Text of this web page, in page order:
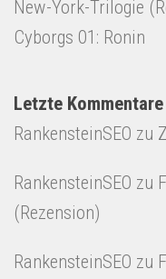
New-York-Trilogie
Cyborgs 01: Ronin
Letzte Kommentare
RankensteinSEO zu
RankensteinSEO zu
(Rezension)
RankensteinSEO zu